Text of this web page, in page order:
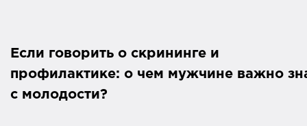
Если говорить о скрининге и
профилактике: о чем мужчине важно
с молодости?